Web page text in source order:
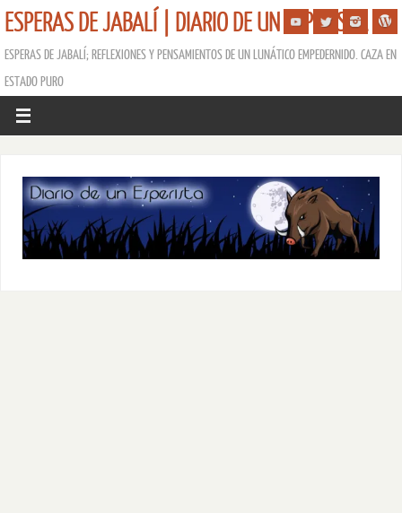
ESPERAS DE JABALÍ | DIARIO DE UN ESPERISTA
ESPERAS DE JABALÍ; REFLEXIONES Y PENSAMIENTOS DE UN LUNÁTICO EMPEDERNIDO. CAZA EN
ESTADO PURO